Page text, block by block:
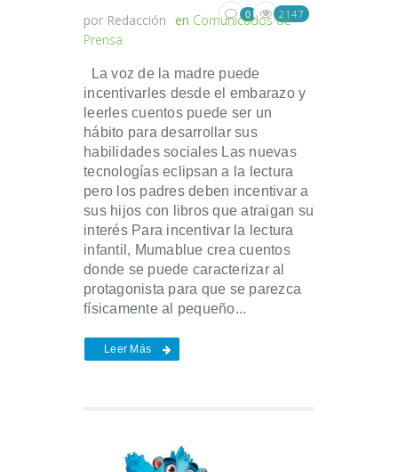
por Redacción en Comunicados de
Prensa
0 2147
La voz de la madre puede
incentivarles desde el embarazo y
leerles cuentos puede ser un
hábito para desarrollar sus
habilidades sociales Las nuevas
tecnologías eclipsan a la lectura
pero los padres deben incentivar a
sus hijos con libros que atraigan su
interés Para incentivar la lectura
infantil, Mumablue crea cuentos
donde se puede caracterizar al
protagonista para que se parezca
físicamente al pequeño...
Leer Más